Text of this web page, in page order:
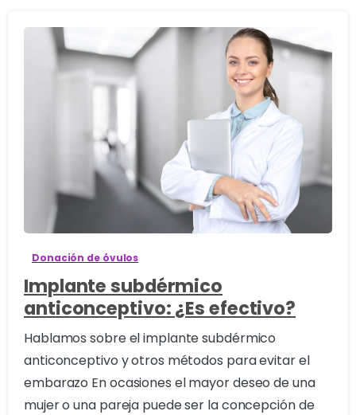
0
Donación de óvulos
Implante subdérmico
anticonceptivo: ¿Es efectivo?
Hablamos sobre el implante subdérmico
anticonceptivo y otros métodos para evitar el
embarazo En ocasiones el mayor deseo de una
mujer o una pareja puede ser la concepción de